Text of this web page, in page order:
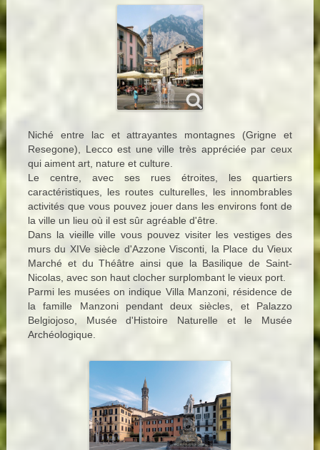
Niché entre lac et attrayantes montagnes (Grigne et
Resegone), Lecco est une ville très appréciée par ceux
qui aiment art, nature et culture.
Le centre, avec ses rues étroites, les quartiers
caractéristiques, les routes culturelles, les innombrables
activités que vous pouvez jouer dans les environs font de
la ville un lieu où il est sûr agréable d'être.
Dans la vieille ville vous pouvez visiter les vestiges des
murs du XIVe siècle d'Azzone Visconti, la Place du Vieux
Marché et du Théâtre ainsi que la Basilique de Saint-
Nicolas, avec son haut clocher surplombant le vieux port.
Parmi les musées on indique Villa Manzoni, résidence de
la famille Manzoni pendant deux siècles, et Palazzo
Belgiojoso, Musée d'Histoire Naturelle et le Musée
Archéologique.